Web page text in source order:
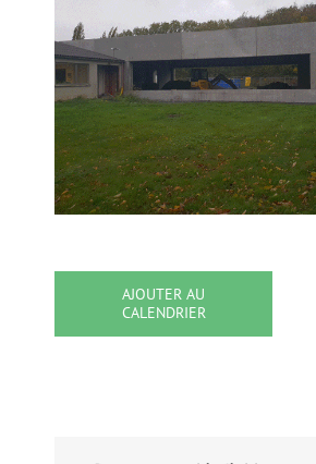
AJOUTER AU
CALENDRIER